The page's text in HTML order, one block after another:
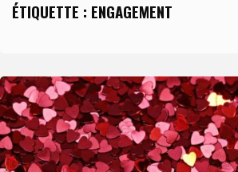
ÉTIQUETTE : ENGAGEMENT